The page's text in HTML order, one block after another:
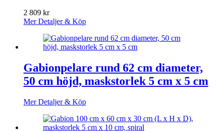
2 809 kr
Mer Detaljer & Köp
Gabionpelare rund 62 cm diameter,
50 cm höjd, maskstorlek 5 cm x 5 cm
Mer Detaljer & Köp